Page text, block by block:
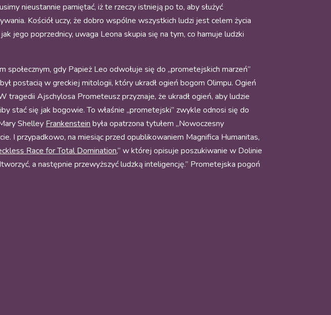
nieustannie pamiętać, iż te rzeczy istnieją po to, aby służyć
Kościół uczy, że dobro wspólne wszystkich ludzi jest celem życia
jego poprzednicy, uwaga Leona skupia się na tym, co hamuje ludzki
społecznym, gdy Papież Leo odwołuje się do „prometejskich marzeń”
postacią w greckiej mitologii, który ukradł ogień bogom Olimpu. Ogień
tragedii Ajschylosa Prometeusz przyznaje, że ukradł ogień, aby ludzie
stać się jak bogowie. To właśnie „prometejski” zwykle odnosi się do
Shelley Frankenstein była opatrzona tytułem „Nowoczesny
I przypadkowo, na miesiąc przed opublikowaniem Magnifica Humanitas,
Race for Total Domination,” w której opisuje poszukiwanie w Dolinie
a następnie przewyższyć ludzką inteligencję.” Prometejska pogoń